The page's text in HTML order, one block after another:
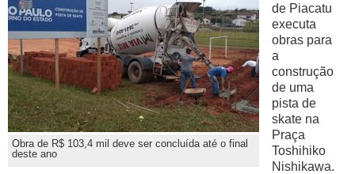
Obra de R$ 103,4 mil deve ser concluída até o final
deste ano
de Piacatu
executa
obras para
a
construção
de uma
pista de
skate na
Praça
Toshihiko
Nishikawa.